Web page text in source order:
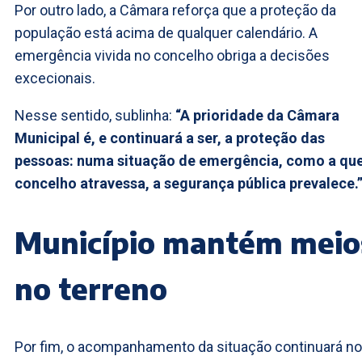
Por outro lado, a Câmara reforça que a proteção da
população está acima de qualquer calendário. A
emergência vivida no concelho obriga a decisões
excecionais.
Nesse sentido, sublinha: “A prioridade da Câmara
Municipal é, e continuará a ser, a proteção das
pessoas: numa situação de emergência, como a
concelho atravessa, a segurança pública prevalece.”
Município mantém
no terreno
Por fim, o acompanhamento da situação continuará